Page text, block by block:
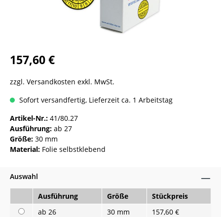
157,60 €
zzgl. Versandkosten exkl. MwSt.
Sofort versandfertig, Lieferzeit ca. 1 Arbeitstag
Artikel-Nr.: 41/80.27
Ausführung: ab 27
Größe: 30 mm
Material: Folie selbstklebend
Auswahl
Ausführung Größe
Stückpreis
ab 26
30 mm
157,60 €